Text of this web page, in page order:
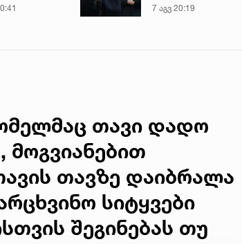
გახდის ნათელს,
7 აგვ 20:19
თავი დადო
თავზე დაიბრალა
სიტყვები
შეგინებას თუ